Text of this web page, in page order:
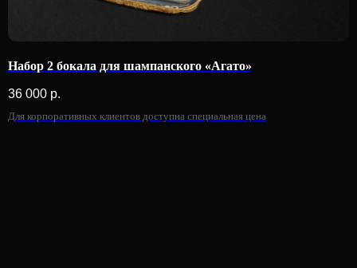
Набор 2 бокала для шампанского «Агато»
36 000 р.
Для корпоративных клиентов доступна специальная цена